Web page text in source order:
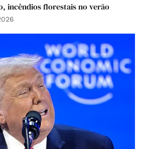
incêndios florestais no verão